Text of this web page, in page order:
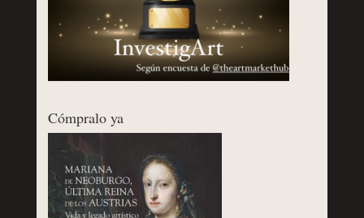
Cómpralo ya